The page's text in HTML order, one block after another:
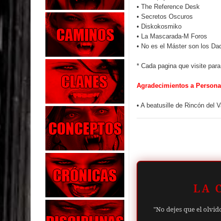
• The Reference Desk
• Secretos Oscuros
• Diskokosmiko
• La Mascarada-M Foros
• No es el Máster son los
* Cada pagina que visite
Agradecimientos a
• A beatusille de Rincón del
LA
"No dejes que el